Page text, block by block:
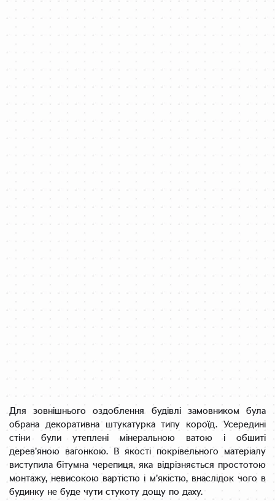
Для зовнішнього оздоблення будівлі замовником була
обрана декоративна штукатурка типу короїд. Усередині
стіни були утеплені мінеральною ватою і обшиті
дерев’яною вагонкою. В якості покрівельного матеріалу
виступила бітумна черепиця, яка відрізняється простотою
монтажу, невисокою вартістю і м’якістю, внаслідок чого в
будинку не буде чути стукоту дощу по даху.